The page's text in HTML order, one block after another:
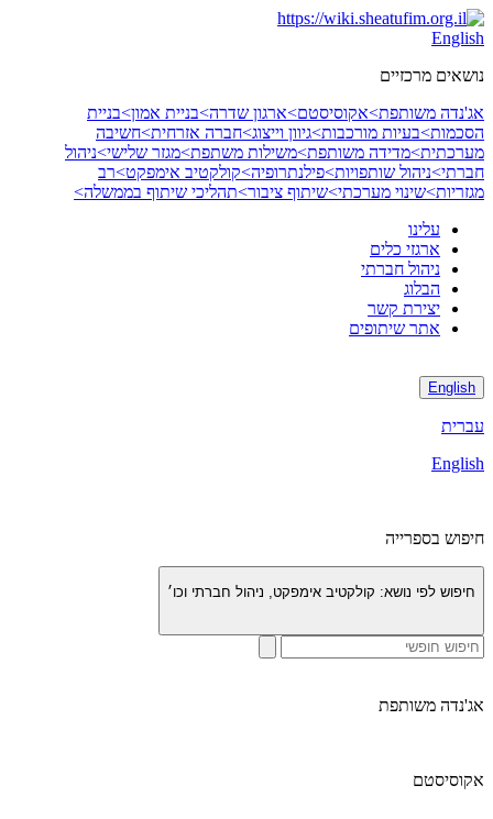
Skip
to
English
נושאים מרכזיים
אג'נדה משותפת>אקוסיסטם>ארגון שדרה>בניית אמון>בניית
הסכמות>בעיות מורכבות>גיוון וייצוג>חברה אזרחית>חשיבה
מערכתית>מדידה משותפת>משילות משתפת>מגזר שלישי>ניהול
חברתי>ניהול שותפויות>פילנתרופיה>קולקטיב אימפקט>רב
מגזריות>שינוי מערכתי>שיתוף ציבור>תהליכי שיתוף בממשלה>
עלינו
ארגזי כלים
ניהול חברתי
הבלוג
יצירת קשר
אתר שיתופים
English
עברית
English
חיפוש בספרייה
חיפוש לפי נושא: קולקטיב אימפקט, ניהול חברתי וכו׳
אג'נדה משותפת
אקוסיסטם